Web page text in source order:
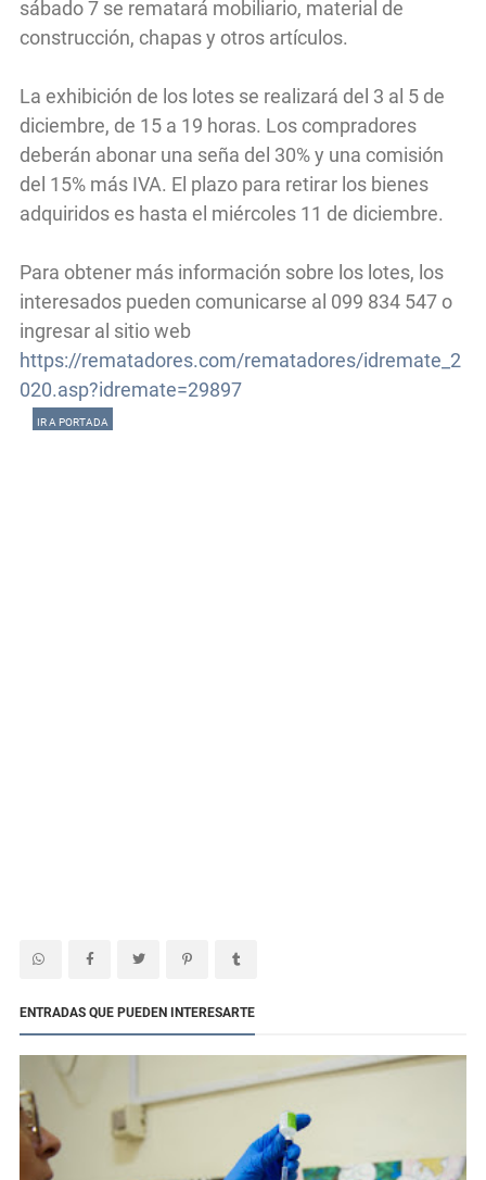
sábado 7 se rematará mobiliario, material de
construcción, chapas y otros artículos.
La exhibición de los lotes se realizará del 3 al 5 de
diciembre, de 15 a 19 horas. Los compradores
deberán abonar una seña del 30% y una comisión
del 15% más IVA. El plazo para retirar los bienes
adquiridos es hasta el miércoles 11 de diciembre.
Para obtener más información sobre los lotes, los
interesados pueden comunicarse al 099 834 547 o
ingresar al sitio web
https://rematadores.com/rematadores/idremate_2
020.asp?idremate=29897
IR A PORTADA
ENTRADAS QUE PUEDEN INTERESARTE